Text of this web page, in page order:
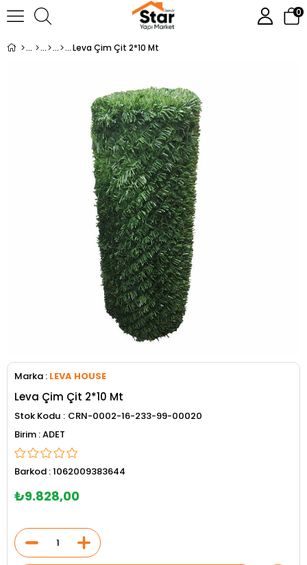
0
Leva Çim Çit 2*10 Mt
Marka : LEVA HOUSE
Leva Çim Çit 2*10 Mt
Stok Kodu
CRN-0002-16-233-99-00020
ADET
Barkod :1062009383644
₺9.828,00